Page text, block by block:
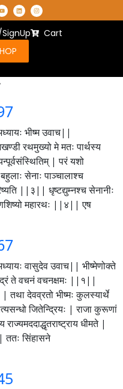
Cart
भीष्म उवाच||
रथमुख्यो मे मतः पार्थस्य
| परं यशो
सेनाः पाञ्चालाश्च
||३|| धृष्टद्युम्नश्च सेनानीः
महारथः ||४|| एष
वासुदेव उवाच|| भीष्मेणोक्ते
भद्रं ते वचनं वचनक्षमः ||१||
तथा देवव्रतो भीष्मः कुलस्यार्थे
जितेन्द्रियः | राजा कुरूणां
धीमते |
ततः सिंहासने